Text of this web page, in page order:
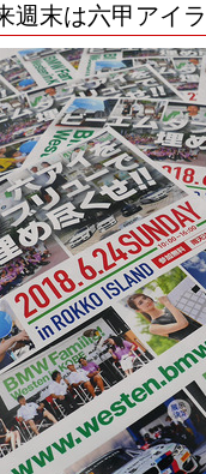
週末は六甲アイ